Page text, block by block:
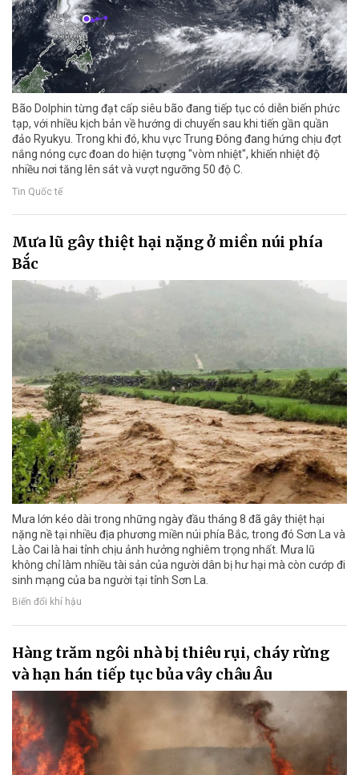
Bão Dolphin từng đạt cấp siêu bão đang tiếp tục có diễn biến phức
tạp, với nhiều kịch bản về hướng di chuyển sau khi tiến gần quần
đảo Ryukyu. Trong khi đó, khu vực Trung Đông đang hứng chịu đợt
nắng nóng cực đoan do hiện tượng "vòm nhiệt", khiến nhiệt độ
nhiều nơi tăng lên sát và vượt ngưỡng 50 độ C.
Tin Quốc tế
Mưa lũ gây thiệt hại nặng ở miền núi phía
Bắc
Mưa lớn kéo dài trong những ngày đầu tháng 8 đã gây thiệt hại
nặng nề tại nhiều địa phương miền núi phía Bắc, trong đó Sơn La và
Lào Cai là hai tỉnh chịu ảnh hưởng nghiêm trọng nhất. Mưa lũ
không chỉ làm nhiều tài sản của người dân bị hư hại mà còn cướp đi
sinh mạng của ba người tại tỉnh Sơn La.
Biến đổi khí hậu
Hàng trăm ngôi nhà bị thiêu rụi, cháy rừng
và hạn hán tiếp tục bủa vây châu Âu